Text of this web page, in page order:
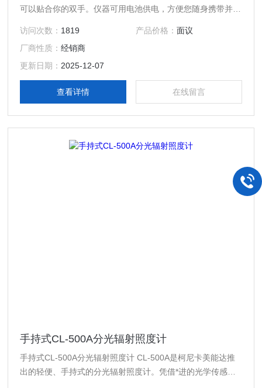
可以贴合你的双手。仪器可用电池供电，方便您随身携带并且
访问次数： 1819 产品价格： 面议
厂商性质：经销商
更新日期： 2025-12-07
查看详情 在线留言
手持式CL-500A分光辐射照度计
手持式CL-500A分光辐射照度计 CL-500A是柯尼卡美能达推
出的轻便、手持式的分光辐射照度计。凭借*进的光学传感技